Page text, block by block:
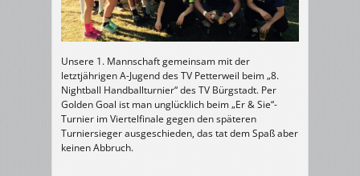
Unsere 1. Mannschaft gemeinsam mit der
letztjährigen A-Jugend des TV Petterweil beim „8.
Nightball Handballturnier“ des TV Bürgstadt. Per
Golden Goal ist man unglücklich beim „Er & Sie“-
Turnier im Viertelfinale gegen den späteren
Turniersieger ausgeschieden, das tat dem Spaß aber
keinen Abbruch.